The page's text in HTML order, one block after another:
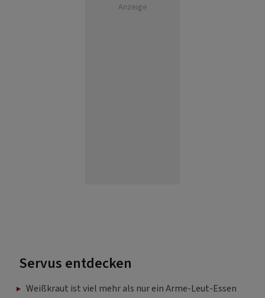
Anzeige
Servus entdecken
Weißkraut ist viel mehr als nur ein Arme-Leut-Essen